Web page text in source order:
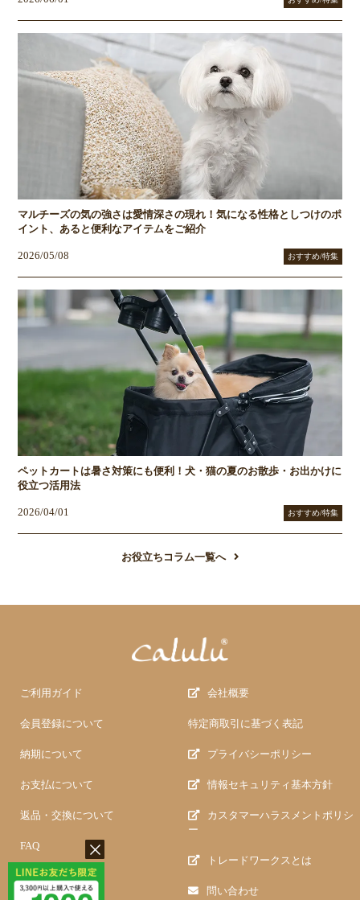
マルチーズの気の強さは愛情深さの現れ！気になる性格としつけのポ
イント、あると便利なアイテムをご紹介
2026/05/08 おすすめ/特集
ペットカートは暑さ対策にも便利！犬・猫の夏のお散歩・お出かけに
役立つ活用法
2026/04/01 おすすめ/特集
お役立ちコラム一覧へ
ご利用ガイド
会員登録について
納期について
お支払について
返品・交換について
FAQ
会社概要
特定商取引に基づく表記
プライバシーポリシー
情報セキュリティ基本方針
カスタマーハラスメントポリシ
ー
トレードワークスとは
問い合わせ